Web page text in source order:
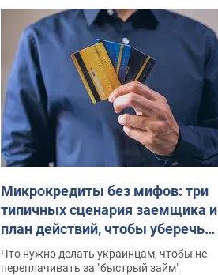
Микрокредиты без мифов: три
типичных сценария заемщика и
план действий, чтобы уберечь
свои деньги
Что нужно делать украинцам, чтобы не
переплачивать за "быстрый займ"